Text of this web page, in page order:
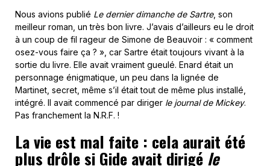
Nous avions publié Le dernier dimanche de Sartre, son
meilleur roman, un très bon livre. J’avais d’ailleurs eu le droit
à un coup de fil rageur de Simone de Beauvoir : « comment
osez-vous faire ça ? », car Sartre était toujours vivant à la
sortie du livre. Elle avait vraiment gueulé. Enard était un
personnage énigmatique, un peu dans la lignée de
Martinet, secret, même s’il était tout de même plus installé,
intégré. Il avait commencé par diriger le journal de Mickey.
Pas franchement la N.R.F. !
La vie est mal faite : cela aurait été
plus drôle si Gide avait dirigé le